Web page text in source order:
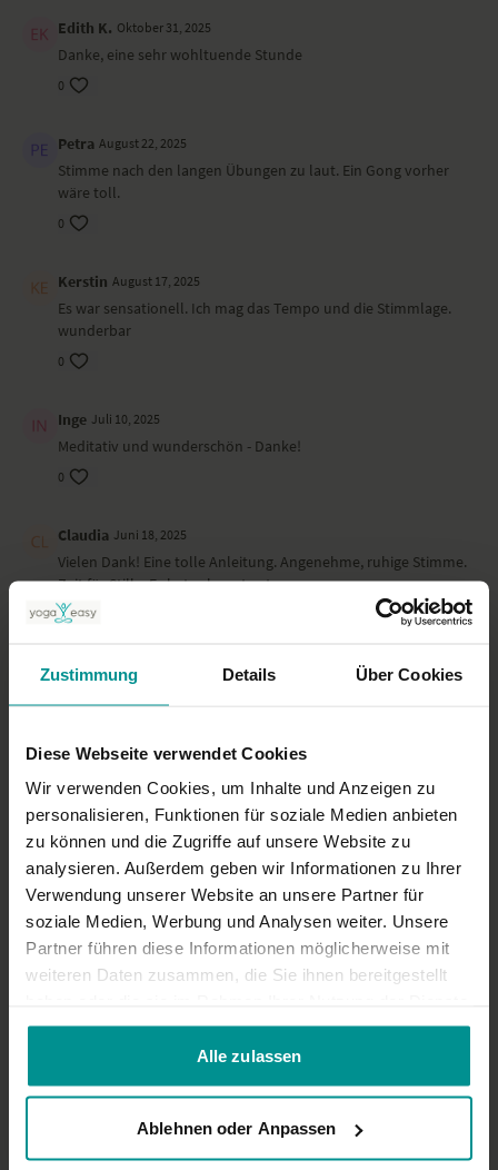
Zustimmung Details Über Cookies
Diese Webseite verwendet Cookies
Wir verwenden Cookies, um Inhalte und Anzeigen zu
personalisieren, Funktionen für soziale Medien anbieten
zu können und die Zugriffe auf unsere Website zu
analysieren. Außerdem geben wir Informationen zu Ihrer
Verwendung unserer Website an unsere Partner für
soziale Medien, Werbung und Analysen weiter. Unsere
Partner führen diese Informationen möglicherweise mit
weiteren Daten zusammen, die Sie ihnen bereitgestellt
gesammelt haben.
Alle zulassen
Ablehnen oder Anpassen
Halte die Asanas so lange, wie es dir heute möglich ist. Nutze gerne
Hilfsmittel wie etwa ein Bolster/Kissen oder Blöcke. Du kannst die
Dieses Yoga-Video haben wir auf Korfu gedreht.
Edith K. Oktober 31, 2025
Danke, eine sehr wohltuende Stunde
0
Petra August 22, 2025
Stimme nach den langen Übungen zu laut. Ein Gong vorher
wäre toll.
0
Kerstin August 17, 2025
Es war sensationell. Ich mag das Tempo und die Stimmlage.
wunderbar
0
Inge Juli 10, 2025
Meditativ und wunderschön - Danke!
0
Claudia Juni 18, 2025
Vielen Dank! Eine tolle Anleitung. Angenehme, ruhige Stimme.
Zeit für Stille. Es hat sehr gut getan.
0
Dieter April 18, 2025
Einfach nur schön!
Mehr laden
Ähnliche Videos
34:35